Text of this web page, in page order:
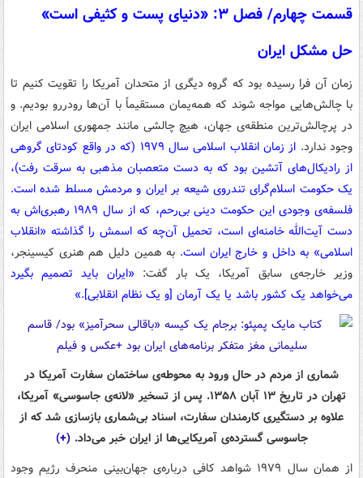
قسمت چهارم/ فصل ۳: «دنیای پست و کثیفی است»
حل مشکل ایران
زمان آن فرا رسیده بود که گروه دیگری از متحدان آمریکا را تقویت کنیم تا
با چالش‌هایی مواجه شوند که همه‌یمان مستقیماً با آن‌ها رودررو بودیم. و
در پرچالش‌ترین منطقه‌ی جهان، هیچ چالشی مانند جمهوری اسلامی ایران
وجود ندارد.
از زمان انقلاب اسلامی سال ۱۹۷۹ (که در واقع کودتای گروهی
از رادیکال‌های آتشین بود که به دست متعصبان مذهبی به سرقت رفت)،
یک حکومت اسلام‌گرای تندروی شیعه بر ایران و مردمش مسلط شده است.
فلسفه‌ی وجودی این حکومت دینی بی‌رحم، که از سال ۱۹۸۹ رهبری‌اش به
دست آیت‌الله خامنه‌ای است، تحمیل آن‌چه که اسمش را گذاشته «انقلاب
اسلامی» به داخل و خارج ایران است. به همین دلیل هم هنری کیسینجر،
وزیر خارجه‌ی سابق آمریکا، یک بار گفت: «ایران باید تصمیم بگیرد
می‌خواهد یک کشور باشد یا یک آرمان [و یک نظام انقلابی].»
شماری از مردم در حال ورود به محوطه‌ی ساختمان سفارت آمریکا در
تهران در تاریخ ۱۳ آبان ۱۳۵۸. پس از تسخیر «لانه‌ی جاسوسی» آمریکا،
علاوه بر دستگیری کارمندان سفارت، اسناد بی‌شماری بازسازی شد که از
جاسوسی گسترده‌ی آمریکایی‌ها از ایران خبر می‌داد.(+)
از همان سال ۱۹۷۹ شواهد کافی درباره‌ی جهان‌بینی منحرف رژیم وجود